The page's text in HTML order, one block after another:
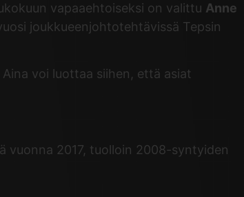
vapaaehtoiseksi on valittu Anne
joukkueenjohtotehtävissä Tepsin
voi luottaa siihen, että asiat
vuonna 2017, tuolloin 2008-syntyiden